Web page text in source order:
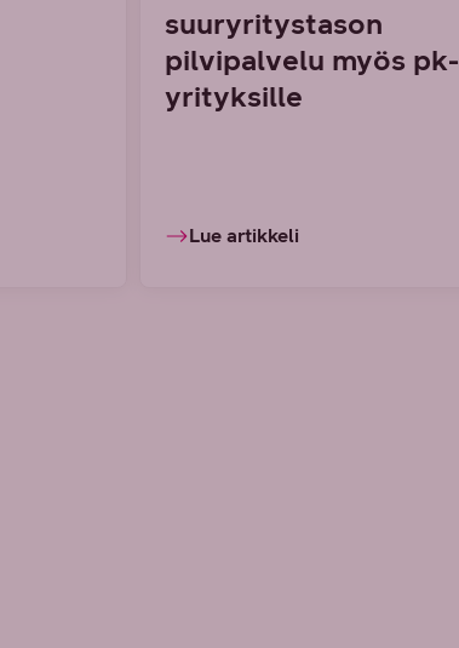
suuryritystason
pilvipalvelu myös pk-
yrityksille
Lue artikkeli